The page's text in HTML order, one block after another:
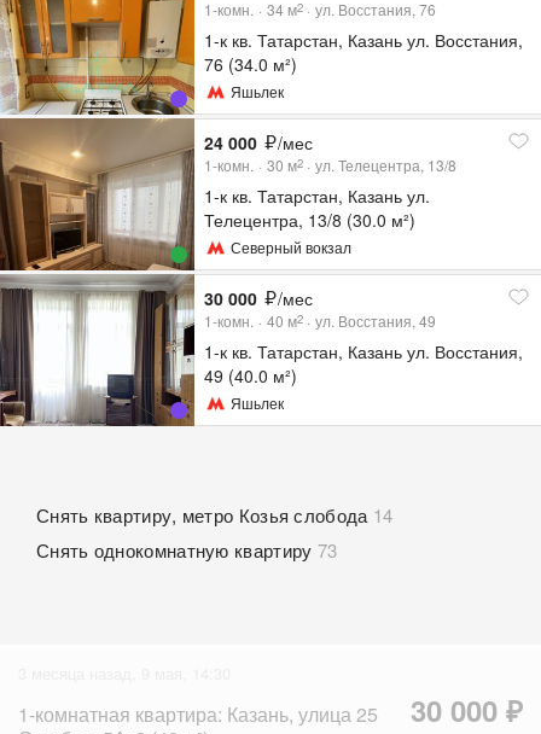
1-комн. 34 м2 ул. Восстания, 76
1-к кв. Татарстан, Казань ул. Восстания,
76 (34.0 м²)
Яшьлек
24 000 /мес
1-комн. 30 м2 ул. Телецентра, 13/8
1-к кв. Татарстан, Казань ул.
Телецентра, 13/8 (30.0 м²)
Северный вокзал
30 000 /мес
1-комн. 40 м2 ул. Восстания, 49
1-к кв. Татарстан, Казань ул. Восстания,
49 (40.0 м²)
Яшьлек
Снять квартиру, метро Козья слобода 14
Снять однокомнатную квартиру 73
1-комнатная квартира: Казань, улица 25
30 000 ₽